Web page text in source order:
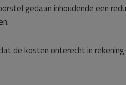
gedaan inhoudende een
de kosten onterecht in